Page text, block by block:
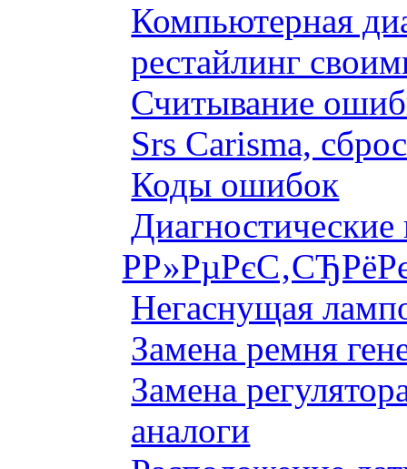
Компьютерная
рестайлинг
Считывание
Srs Carisma,
Коды ошибок
Негаснущая
Замена ремня
Замена
аналоги